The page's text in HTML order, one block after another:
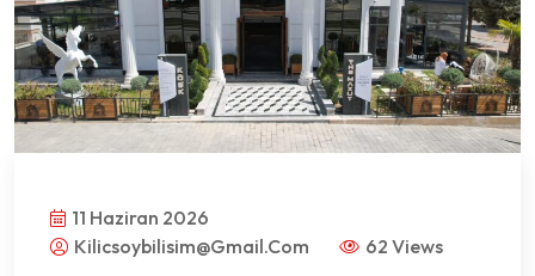
11 Haziran 2026
Kilicsoybilisim@gmail.com
62 Views